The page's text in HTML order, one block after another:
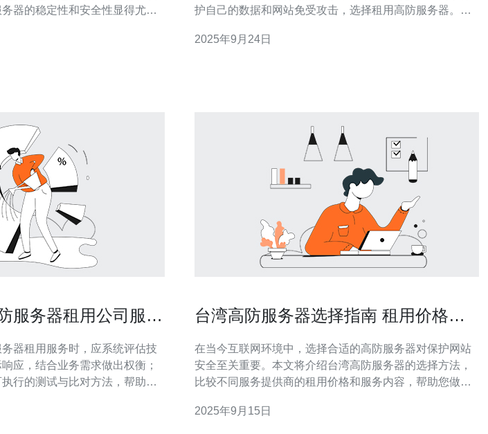
器的稳定性和安全性显得尤为
商，是许多企业的首选之地。
护自己的数据和网站免受攻击，选择租用高防服务器。然
适合自己的服务器成为了一项重要课题。本文将为您揭秘
2025年9月24日
服务器租用公司服务
器租用服务时，应系统评估技
应，结合业务需求做出权衡；
行的测试与比对方法，帮助您
评估时至少关注五类关键指
台湾高防服务器选择指南 租用价格与
在当今互联网环境中，选择合适的高防服务器对保护网站
安全至关重要。本文将介绍台湾高防服务器的选择方法，
比较不同服务提供商的租用价格和服务内容，帮助您做出
防服务器以其强大的防御能力而闻名，能够有效抵御
2025年9月15日